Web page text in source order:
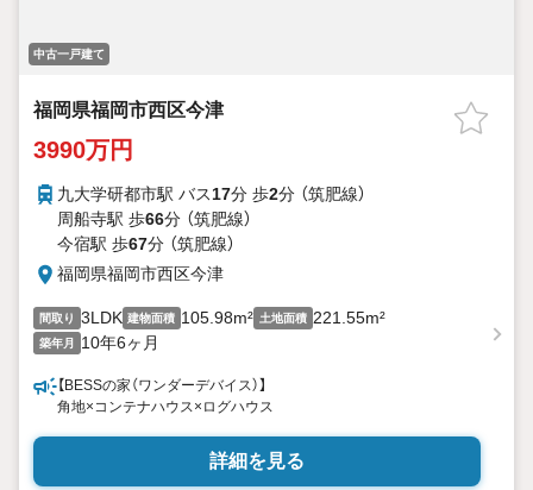
中古一戸建て
福岡県福岡市西区今津
3990万円
九大学研都市駅 バス17分 歩2分 （筑肥線）
周船寺駅 歩66分 （筑肥線）
今宿駅 歩67分 （筑肥線）
福岡県福岡市西区今津
間取り 3LDK 建物面積 105.98m² 土地面積 221.55m²
築年月 10年6ヶ月
【BESSの家（ワンダーデバイス）】
角地×コンテナハウス×ログハウス
詳細を見る